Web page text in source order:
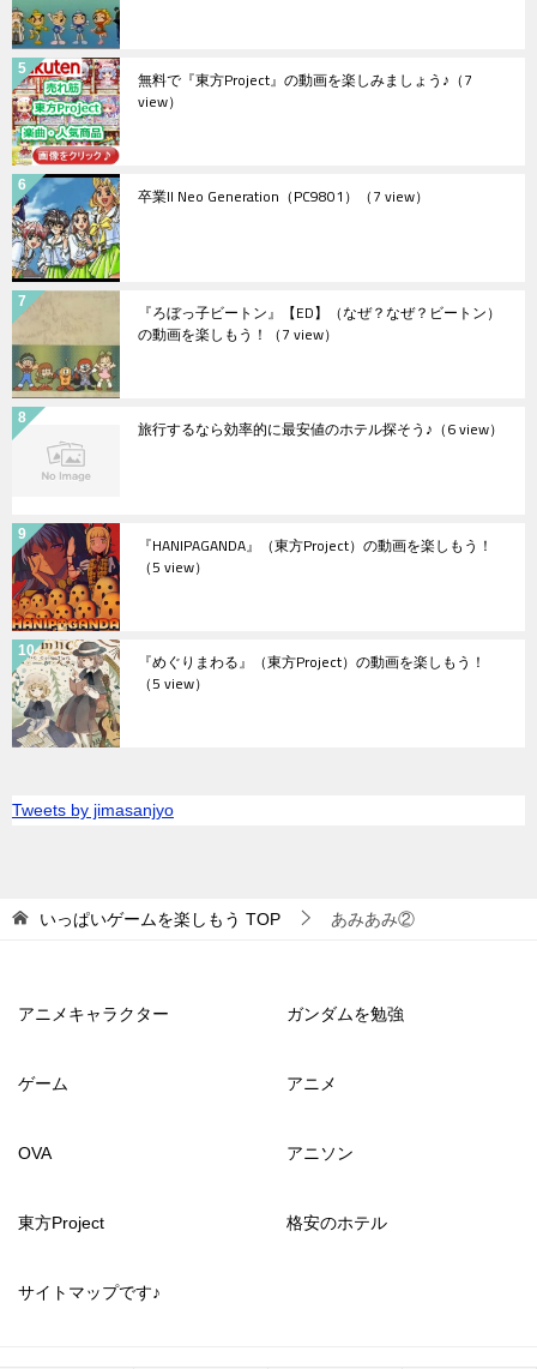
無料で『東方Project』の動画を楽しみましょう♪ （7
view）
卒業II Neo Generation（PC9801） （7 view）
『ろぼっ子ビートン』【ED】（なぜ？なぜ？ビートン）
の動画を楽しもう！ （7 view）
旅行するなら効率的に最安値のホテル探そう♪ （6 view）
『HANIPAGANDA』（東方Project）の動画を楽しもう！
（5 view）
『めぐりまわる』（東方Project）の動画を楽しもう！
（5 view）
Tweets by jimasanjyo
いっぱいゲームを楽しもう TOP あみあみ②
アニメキャラクター ガンダムを勉強
ゲーム アニメ
OVA アニソン
東方Project 格安のホテル
サイトマップです♪